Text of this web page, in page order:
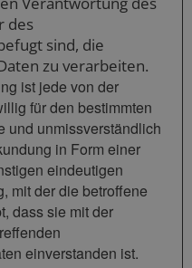
des
sind, die
zu verarbeiten.
ist jede von der
für den bestimmten
und unmissverständlich
in Form einer
eindeutigen
mit der die betroffene
dass sie mit der
einverstanden ist.